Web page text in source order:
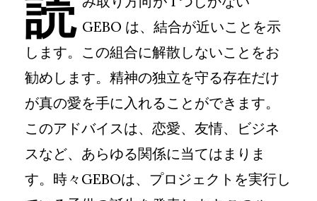
読 GEBO は、結合が近いことを示
します。この組合に解散しないことをお
勧めします。精神の独立を守る存在だけ
が真の愛を手に入れることができます。
このアドバイスは、恋愛、友情、ビジネ
スなど、あらゆる関係に当てはまりま
す。時々GEBOは、プロジェクトを実行し